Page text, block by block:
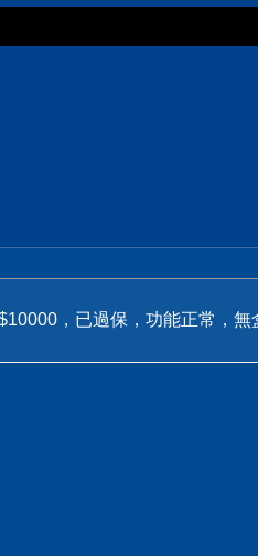
，已過保，功能正常，